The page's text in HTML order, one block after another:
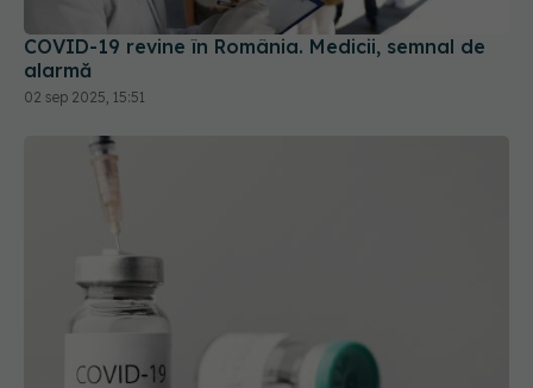
COVID-19 revine în România. Medicii, semnal de
alarmă
02 sep 2025, 15:51